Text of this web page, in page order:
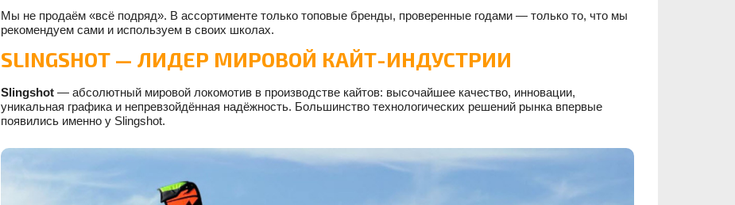
Мы не продаём «всё подряд». В ассортименте только топовые бренды, проверенные годами — только то, что мы
рекомендуем сами и используем в своих школах.
SLINGSHOT — ЛИДЕР МИРОВОЙ КАЙТ-ИНДУСТРИИ
Slingshot— абсолютный мировой локомотив в производстве кайтов: высочайшее качество, инновации,
уникальная графика и непревзойдённая надёжность. Большинство технологических решений рынка впервые
появились именно у Slingshot.